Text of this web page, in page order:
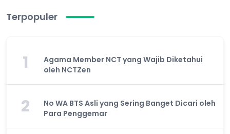
Terpopuler
1
Agama Member NCT yang Wajib Diketahui
oleh NCTZen
2
No WA BTS Asli yang Sering Banget Dicari oleh
Para Penggemar